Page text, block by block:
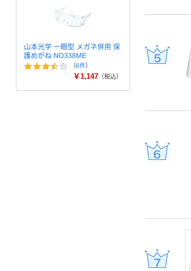
山本光学 一眼型 メガネ併用 保
護めがね NO338ME
（6件）
￥1,147 （税込）